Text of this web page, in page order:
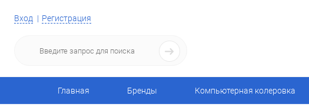
Вход Регистрация
Главная Бренды Компьютерная колеровка